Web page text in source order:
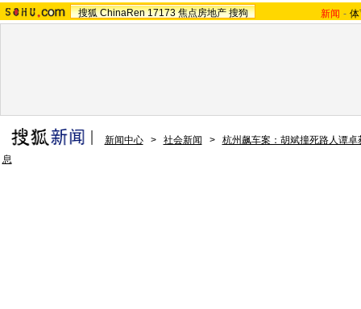
搜狐 ChinaRen 17173 焦点房地产 搜狗 新闻 -
新闻中心 > 社会新闻 >
杭州飙车案：胡斌撞死路人谭卓
息